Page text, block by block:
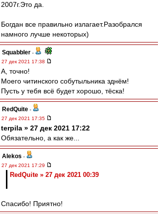
2007г.Это да.
Богдан все правильно излагает.Разобрался
намного лучше некоторых)
Squabbler -
27 дек 2021 17:38
А, точно!
Моего читинского собутыльника зднём!
Пусть у тебя всё будет хорошо, тёска!
RedQuite -
27 дек 2021 17:35
terpila » 27 дек 2021 17:22
Обязательно, а как же...
Alekos -
27 дек 2021 17:29
RedQuite » 27 дек 2021 00:39
Спасибо! Приятно!